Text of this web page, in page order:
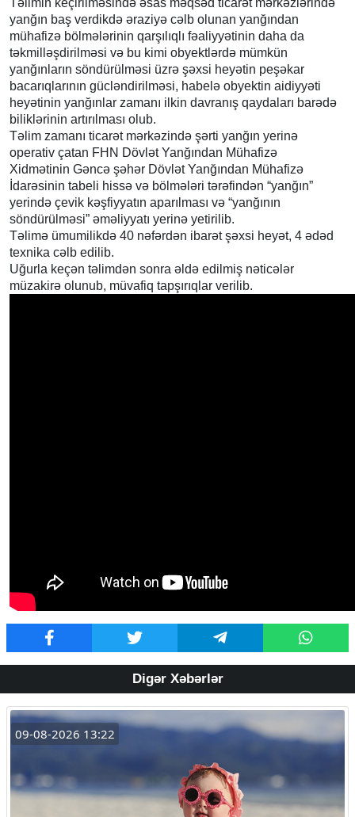
yanğın baş verdikdə əraziyə cəlb olunan yanğından
mühafizə bölmələrinin qarşılıqlı fəaliyyətinin daha da
təkmilləşdirilməsi və bu kimi obyektlərdə mümkün
yanğınların söndürülməsi üzrə şəxsi heyətin peşəkar
bacarıqlarının gücləndirilməsi, habelə obyektin aidiyyəti
heyətinin yanğınlar zamanı ilkin davranış qaydaları barədə
biliklərinin artırılması olub.
Təlim zamanı ticarət mərkəzində şərti yanğın yerinə
operativ çatan FHN Dövlət Yanğından Mühafizə
Xidmətinin Gəncə şəhər Dövlət Yanğından Mühafizə
İdarəsinin tabeli hissə və bölmələri tərəfindən “yanğın”
yerində çevik kəşfiyyatın aparılması və “yanğının
söndürülməsi” əməliyyatı yerinə yetirilib.
Təlimə ümumilikdə 40 nəfərdən ibarət şəxsi heyət, 4 ədəd
texnika cəlb edilib.
Uğurla keçən təlimdən sonra əldə edilmiş nəticələr
müzakirə olunub, müvafiq tapşırıqlar verilib.
Digər Xəbərlər
09-08-2026 13:22